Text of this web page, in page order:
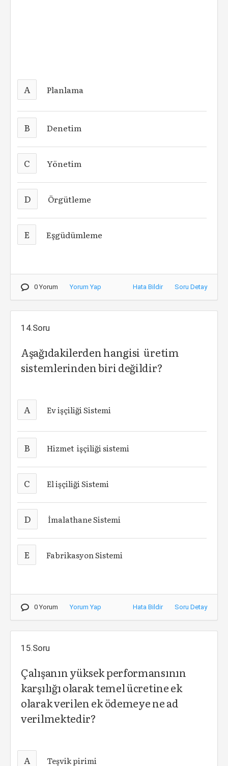
A Planlama
B Denetim
C Yönetim
D Örgütleme
E Eşgüdümleme
0 Yorum Yorum Yap Hata Bildir Soru Detay
14.Soru
Aşağıdakilerden hangisi üretim
sistemlerinden biri değildir?
A Ev işçiliği Sistemi
B Hizmet işçiliği sistemi
C El işçiliği Sistemi
D İmalathane Sistemi
E Fabrikasyon Sistemi
0 Yorum Yorum Yap Hata Bildir Soru Detay
15.Soru
Çalışanın yüksek performansının
karşılığı olarak temel ücretine ek
olarak verilen ek ödemeye ne ad
verilmektedir?
A Teşvik pirimi